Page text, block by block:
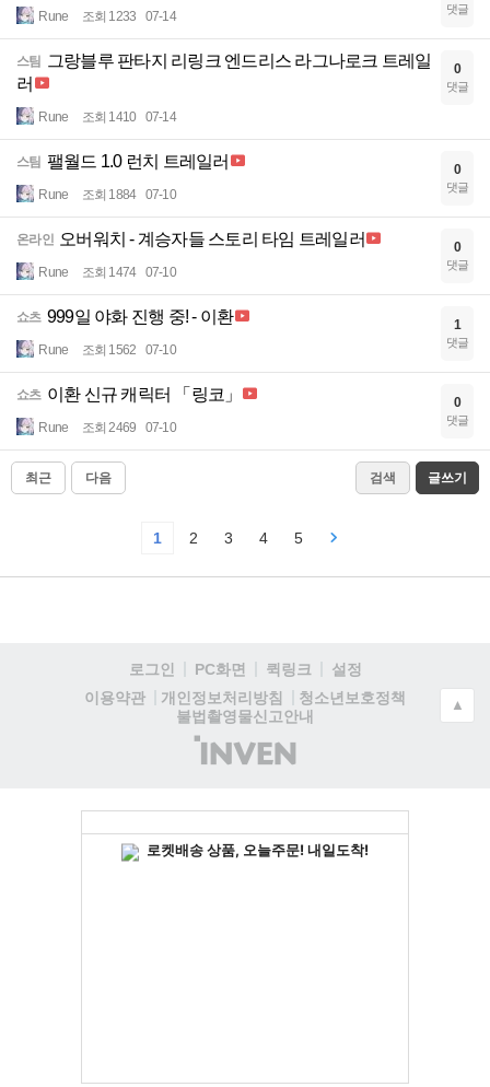
Rune 조회 1233 07-14 댓글
스팀
그랑블루 판타지 리링크 엔드리스 라그나로크 트레일
러
Rune 조회 1410 07-14
0
댓글
스팀 팰월드 1.0 런치 트레일러
Rune 조회 1884 07-10
0
댓글
온라인 오버워치 - 계승자들 스토리 타임 트레일러
Rune 조회 1474 07-10
0
댓글
쇼츠 999일 야화 진행 중! - 이환
Rune 조회 1562 07-10
1
댓글
쇼츠 이환 신규 캐릭터 「링코」
Rune 조회 2469 07-10
0
댓글
최근 다음 검색 글쓰기
1 2 3 4 5
로그인 PC화면 퀵링크
설정
이용약관
개인정보처리방침
청소년보호정책
불법촬영물신고안내
(주)
인
▲